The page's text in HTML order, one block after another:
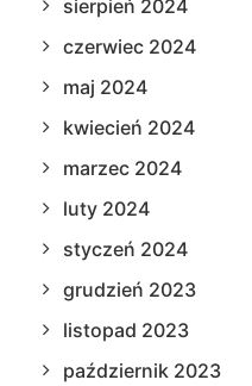
sierpień 2024
czerwiec 2024
maj 2024
kwiecień 2024
marzec 2024
luty 2024
styczeń 2024
grudzień 2023
listopad 2023
październik 2023